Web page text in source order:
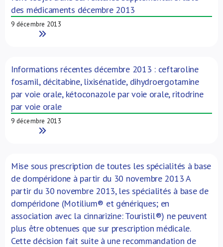
des médicaments décembre 2013
9 décembre 2013
Read More
Informations récentes décembre 2013 : ceftaroline
fosamil, décitabine, lixisénatide, dihydroergotamine
par voie orale, kétoconazole par voie orale, ritodrine
par voie orale
9 décembre 2013
Read More
Mise sous prescription de toutes les spécialités à base
de dompéridone à partir du 30 novembre 2013 A
partir du 30 novembre 2013, les spécialités à base de
dompéridone (Motilium® et génériques; en
association avec la cinnarizine: Touristil®) ne peuvent
plus être obtenues que sur prescription médicale.
Cette décision fait suite à une recommandation de